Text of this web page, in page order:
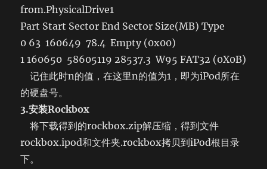
from.PhysicalDrive1
Part Start Sector End Sector Size(MB) Type
0 63 160649 78.4 Empty (0x00)
1 160650 58605119 28537.3 W95 FAT32 (0X0B)
记住此时n的值，在这里n的值为1，即为iPod所在
的硬盘号。
3.安装Rockbox
将下载得到的rockbox.zip解压缩，得到文件
rockbox.ipod和文件夹.rockbox拷贝到iPod根目录
下。